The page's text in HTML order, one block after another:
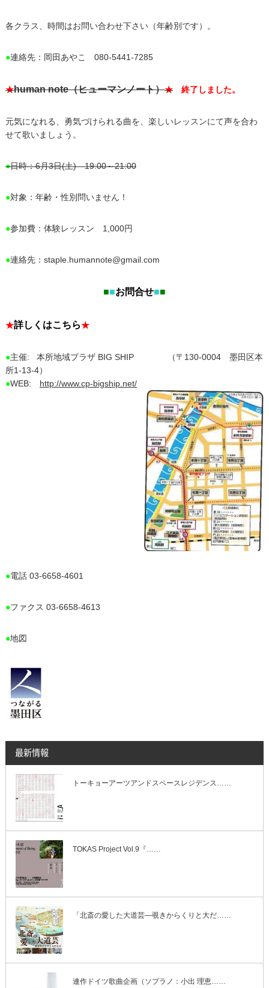
各クラス、時間はお問い合わせ下さい（年齢別です）。
●連絡先：岡田あやこ 080-5441-7285
★human note（ヒューマンノート）★終了しました。
元気になれる、勇気づけられる曲を、楽しいレッスンにて声を合わ
せて歌いましょう。
●日時：6月3日(土) 19:00～21:00
●対象：年齢・性別問いません！
●参加費：体験レッスン 1,000円
●連絡先： staple.humannote@gmail.com
■■お問合せ■■
★詳しくはこちら★
●主催: 本所地域プラザ BIG SHIP （〒130-0004 墨田区本
所1-13-4）
●WEB: http://www.cp-bigship.net/
●電話 03-6658-4601
●ファクス 03-6658-4613
●地図
最新情報
トーキョーアーツアンドスペースレジデンス……
TOKAS Project Vol.9『……
「北斎の愛した大道芸―覗きからくりと大だ……
連作ドイツ歌曲企画（ソプラノ：小出 理恵……